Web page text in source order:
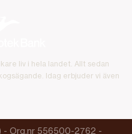
liv i hela landet. Allt sedan
Idag erbjuder vi även
- Org.nr 556500-2762 -